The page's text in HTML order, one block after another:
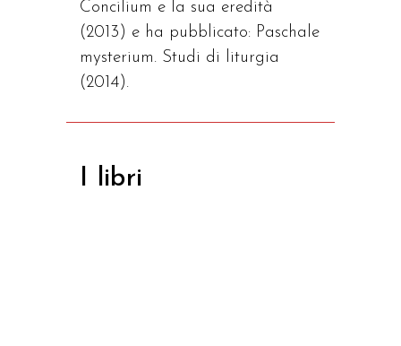
Concilium e la sua eredità
(2013) e ha pubblicato: Paschale
mysterium. Studi di liturgia
(2014).
I libri